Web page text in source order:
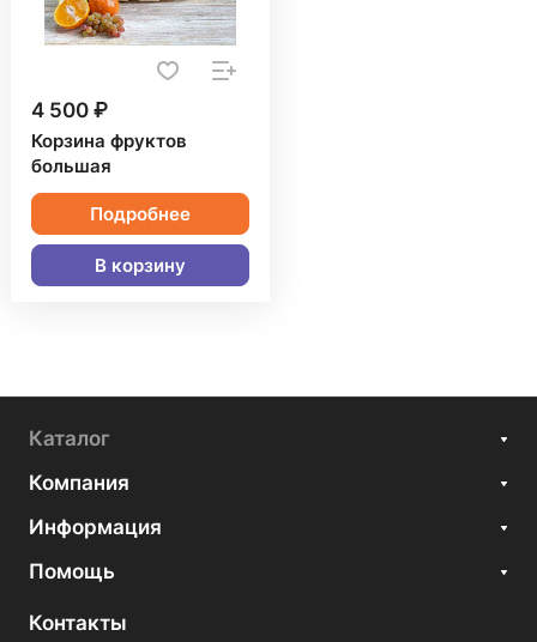
4 500 ₽
Корзина фруктов
большая
Подробнее
В корзину
Каталог
Компания
Информация
Помощь
Контакты